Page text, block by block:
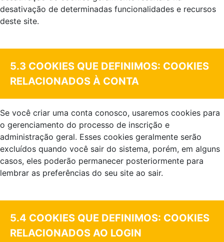
desativação de determinadas funcionalidades e recursos
deste site.
5.3 COOKIES QUE DEFINIMOS: COOKIES
RELACIONADOS À CONTA
Se você criar uma conta conosco, usaremos cookies para
o gerenciamento do processo de inscrição e
administração geral. Esses cookies geralmente serão
excluídos quando você sair do sistema, porém, em alguns
casos, eles poderão permanecer posteriormente para
lembrar as preferências do seu site ao sair.
5.4 COOKIES QUE DEFINIMOS: COOKIES
RELACIONADOS AO LOGIN